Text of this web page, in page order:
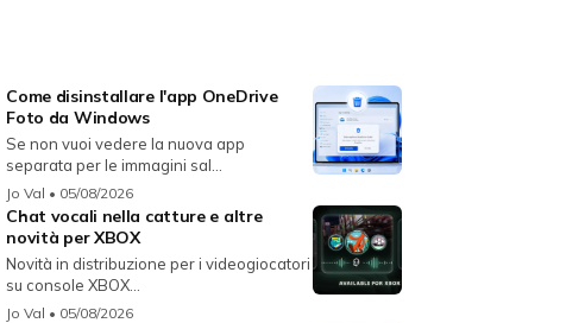
Come disinstallare l'app OneDrive
Foto da Windows
Se non vuoi vedere la nuova app
separata per le immagini sal...
Jo Val • 05/08/2026
Chat vocali nella catture e altre
novità per XBOX
Novità in distribuzione per i videogiocatori
su console XBOX...
Jo Val • 05/08/2026